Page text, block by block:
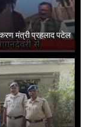
मंत्री प्रहलाद पटेल